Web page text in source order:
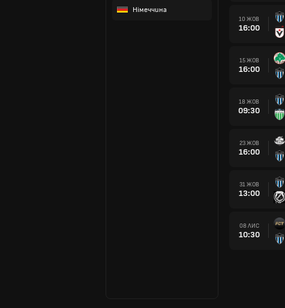
Німеччина
10 ЖОВ
16:00
15 ЖОВ
16:00
18 ЖОВ
09:30
23 ЖОВ
16:00
31 ЖОВ
13:00
08 ЛИС
10:30